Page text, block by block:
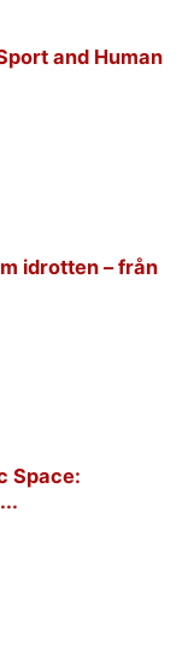
and Human
idrotten – från
Space: